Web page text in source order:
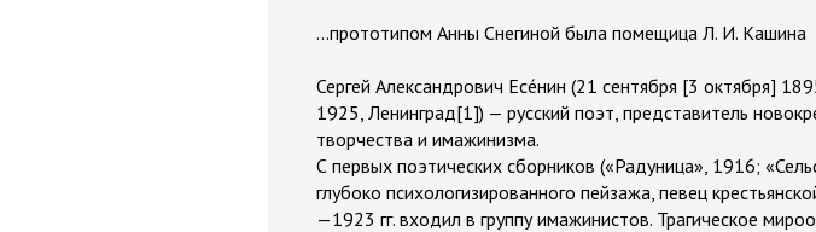
...прототипом Анны Снегиной была помещица Л. И. Кашина
Сергей Александрович Есе́нин (21 сентября [3 октября]
1925, Ленинград[1]) — русский поэт, представитель
творчества и имажинизма.
С первых поэтических сборников («Радуница», 1916;
глубоко психологизированного пейзажа, певец
—1923 гг. входил в группу имажинистов. Трагическое